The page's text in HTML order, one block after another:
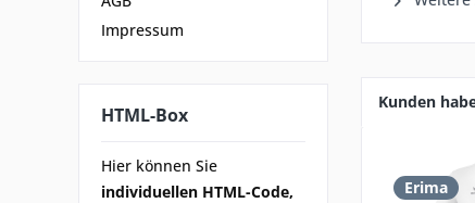
Impressum
HTML-Box
Hier können Sie
individuellen HTML-Code,
Kunden
Erima